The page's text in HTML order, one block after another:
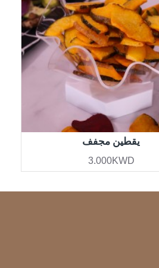
يقطين مجفف
3.000KWD